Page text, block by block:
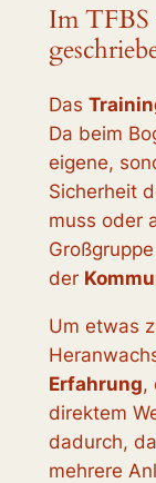
Im TFBS
Das
Da beim
eigene,
Sicherheit
muss oder
der
Um etwas
Erfahrung,
direktem
dadurch,
mehrere